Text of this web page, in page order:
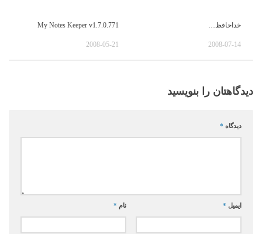
خداحافظ…
2008-07-14
My Notes Keeper v1.7.0.771
2008-05-21
دیدگاهتان را بنویسید
دیدگاه *
نام * ایمیل *